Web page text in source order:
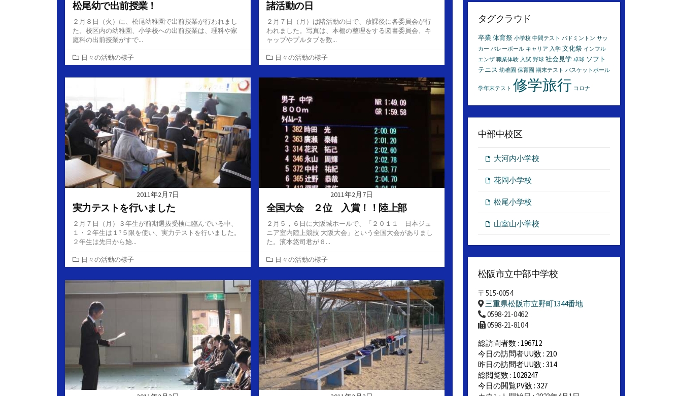
松尾幼で出前授業！
２月８日（火）に、松尾幼稚園で出前授業が行われまし
た。校区内の幼稚園、小学校への出前授業は、理科や家
庭科の出前授業がすで...
カ
テ
ゴ
日々の活動の様子
諸活動の日
２月７日（月）は諸活動の日で、放課後に各委員会が行
われました。写真は、本棚の整理をする図書委員会、キ
ャップやプルタブを数...
カ
テ
ゴ
日々の活動の様子
2011年2月7日
実力テストを行いました
２月７日（月）３年生が前期選抜受検に臨んでいる中、
１・２年生は１?５限を使い、実力テストを行いました。
２年生は先日から始...
カ
テ
ゴ
ー
日々の活動の様子
2011年2月7日
全国大会 ２位 入賞！！陸上部
２月５，６日に大阪城ホールで、「２０１１ 日本ジュ
ニア室内陸上競技 大阪大会」という全国大会がありまし
た。濱本悠司君が６...
カ
テ
ゴ
リ
ー
日々の活動の様子
イ
ブ
タグクラウド
卒業 体育祭 小学校 中間テスト バドミントン サッ
カー バレーボール キャリア 入学 文化祭 インフル
エンザ 職業体験 入試 野球 社会見学 卓球 ソフト
テニス 幼稚園 保育園 期末テスト バスケットボール
学年末テスト 修学旅行 コロナ
中部中校区
大河内小学校
花岡小学校
松尾小学校
山室山小学校
松阪市立中部中学校
〒515-0054
三重県松阪市立野町1344番地
0598-21-0462
0598-21-8104
総訪問者数 : 196712
今日の訪問者UU数 : 210
昨日の訪問者UU数 : 314
総閲覧数 : 1028247
今日の閲覧PV数 : 327